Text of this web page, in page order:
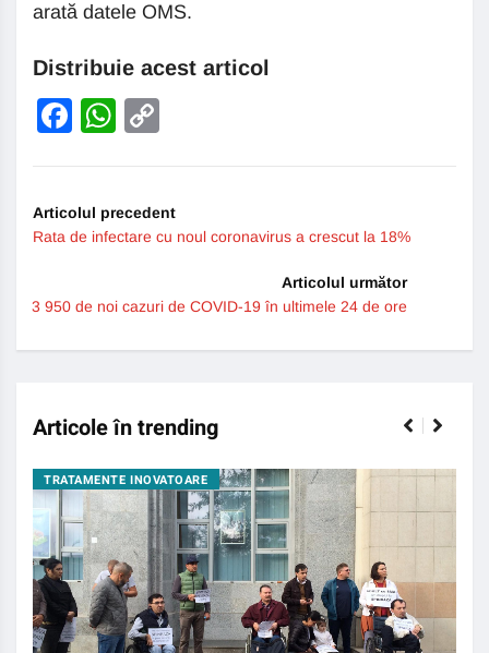
arată datele OMS.
Distribuie acest articol
Facebook
WhatsApp
Articolul precedent
Rata de infectare cu noul coronavirus a crescut la 18%
Articolul următor
3 950 de noi cazuri de COVID-19 în ultimele 24 de ore
Articole în trending
TRATAMENTE INOVATOARE